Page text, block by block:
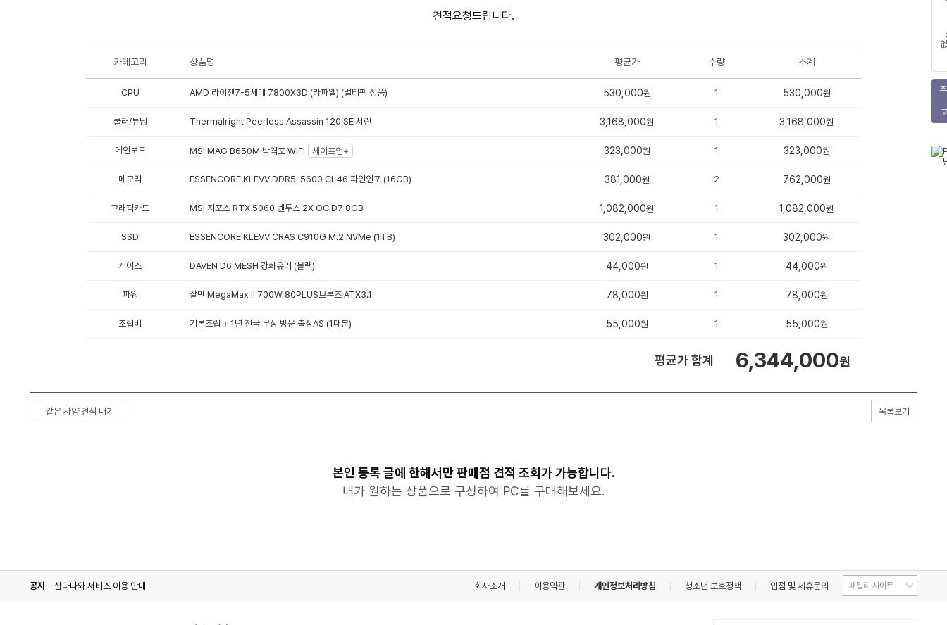
견적요청드립니다.
카테고리 상품명 평균가 수량 소계
CPU AMD 라이젠7-5세대 7800X3D (라파엘) (멀티팩 정품) 530,000원 1 530,000원
쿨러/튜닝 Thermalright Peerless Assassin 120 SE 서린 3,168,000원 1 3,168,000원
메인보드 MSI MAG B650M 박격포 WIFI 세이프업+ 323,000원 1 323,000원
메모리 ESSENCORE KLEVV DDR5-5600 CL46 파인인포 (16GB) 381,000원 2 762,000원
그래픽카드 MSI 지포스 RTX 5060 벤투스 2X OC D7 8GB 1,082,000원 1 1,082,000원
SSD ESSENCORE KLEVV CRAS C910G M.2 NVMe (1TB) 302,000원 1 302,000원
케이스 DAVEN D6 MESH 강화유리 (블랙) 44,000원 1 44,000원
파워 잘만 MegaMax II 700W 80PLUS브론즈 ATX3.1 78,000원 1 78,000원
조립비 기본조립 + 1년 전국 무상 방문 출장AS (1대분) 55,000원 1 55,000원
평균가 합계 6,344,000원
같은 사양 견적 내기 목록보기
본인 등록 글에 한해서만 판매점 견적 조회가 가능합니다.
내가 원하는 상품으로 구성하여 PC를 구매해보세요.
공지 샵다나와 서비스 이용 안내 회사소개 이용약관 개인정보처리방침 청소년 보호정책 입점 및 제휴문의